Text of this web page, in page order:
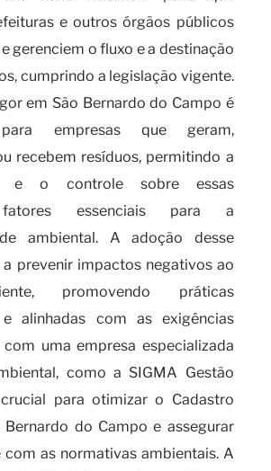
e outros órgãos públicos
gerenciem o fluxo e a destinação
cumprindo a legislação vigente.
em São Bernardo do Campo é
empresas que geram,
recebem resíduos, permitindo a
e o controle sobre essas
fatores essenciais para a
ambiental. A adoção desse
prevenir impactos negativos ao
promovendo práticas
e alinhadas com as exigências
com uma empresa especializada
como a SIGMA Gestão
para otimizar o Cadastro
Bernardo do Campo e assegurar
as normativas ambientais. A